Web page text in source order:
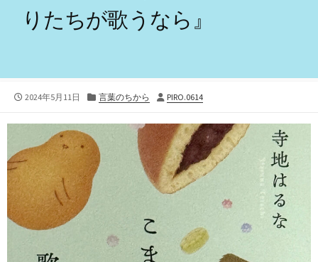
りたちが歌うなら』
公
日
2024年5月11日
カ
ゴ
ー
言葉のちから
投
者
PIRO.0614